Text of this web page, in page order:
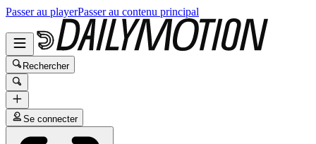
Passer au playerPasser au contenu principal
Rechercher
Se connecter